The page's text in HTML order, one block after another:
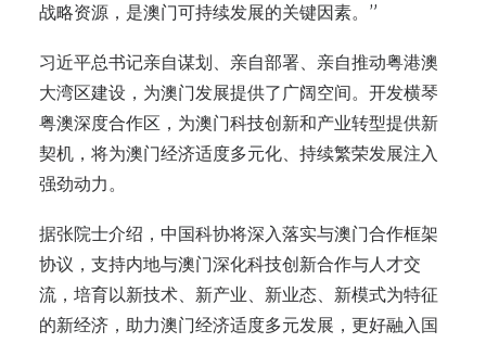
战略资源，是澳门可持续发展的关键因素。”
习近平总书记亲自谋划、亲自部署、亲自推动粤港澳
大湾区建设，为澳门发展提供了广阔空间。开发横琴
粤澳深度合作区，为澳门科技创新和产业转型提供新
契机，将为澳门经济适度多元化、持续繁荣发展注入
强劲动力。
据张院士介绍，中国科协将深入落实与澳门合作框架
协议，支持内地与澳门深化科技创新合作与人才交
流，培育以新技术、新产业、新业态、新模式为特征
的新经济，助力澳门经济适度多元发展，更好融入国